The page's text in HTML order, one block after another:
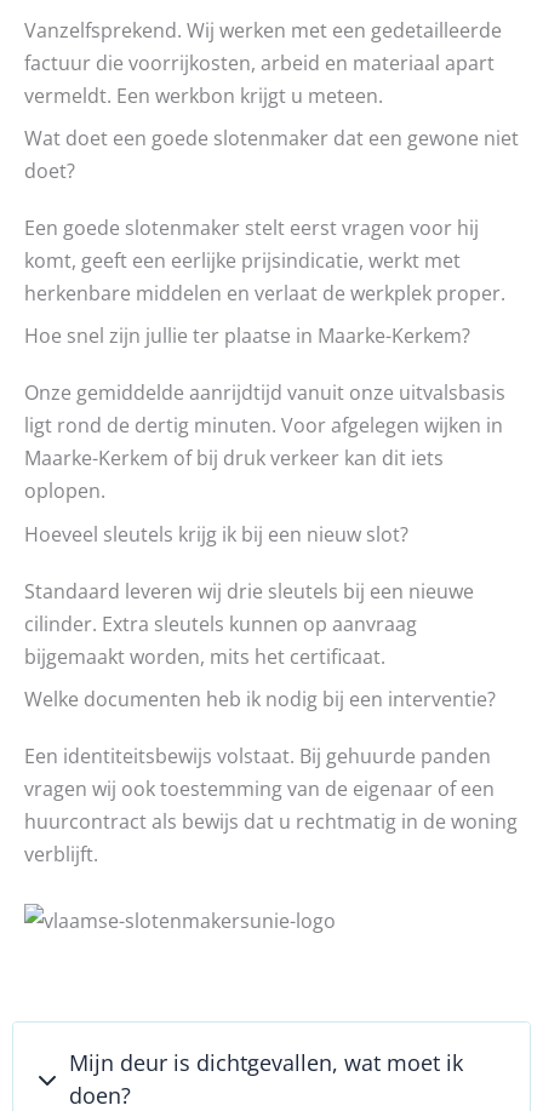
Vanzelfsprekend. Wij werken met een gedetailleerde
factuur die voorrijkosten, arbeid en materiaal apart
vermeldt. Een werkbon krijgt u meteen.
Wat doet een goede slotenmaker dat een gewone niet
doet?
Een goede slotenmaker stelt eerst vragen voor hij
komt, geeft een eerlijke prijsindicatie, werkt met
herkenbare middelen en verlaat de werkplek proper.
Hoe snel zijn jullie ter plaatse in Maarke-Kerkem?
Onze gemiddelde aanrijdtijd vanuit onze uitvalsbasis
ligt rond de dertig minuten. Voor afgelegen wijken in
Maarke-Kerkem of bij druk verkeer kan dit iets
oplopen.
Hoeveel sleutels krijg ik bij een nieuw slot?
Standaard leveren wij drie sleutels bij een nieuwe
cilinder. Extra sleutels kunnen op aanvraag
bijgemaakt worden, mits het certificaat.
Welke documenten heb ik nodig bij een interventie?
Een identiteitsbewijs volstaat. Bij gehuurde panden
vragen wij ook toestemming van de eigenaar of een
huurcontract als bewijs dat u rechtmatig in de woning
verblijft.
Mijn deur is dichtgevallen, wat moet ik
doen?